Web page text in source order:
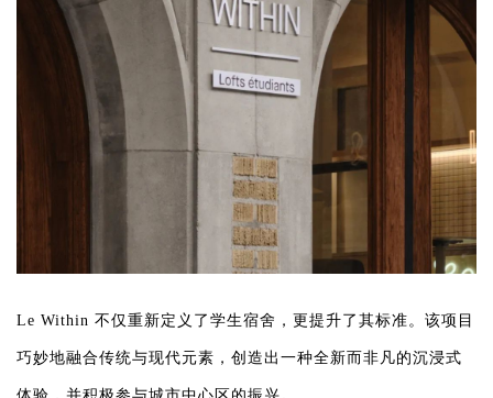
Le Within 不仅重新定义了学生宿舍，更提升了其标准。该项目
巧妙地融合传统与现代元素，创造出一种全新而非凡的沉浸式